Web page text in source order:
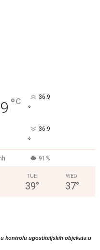
°C 36.9
°
36.9
°
91%
TUE
39°
WED
37°
kontrolu ugostiteljskih objekata u